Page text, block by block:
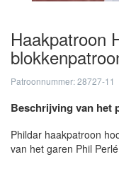
Haakpatroon
Patroonnummer: 28727-11
Beschrijving van het
Phildar haakpatroon
van het garen Phil